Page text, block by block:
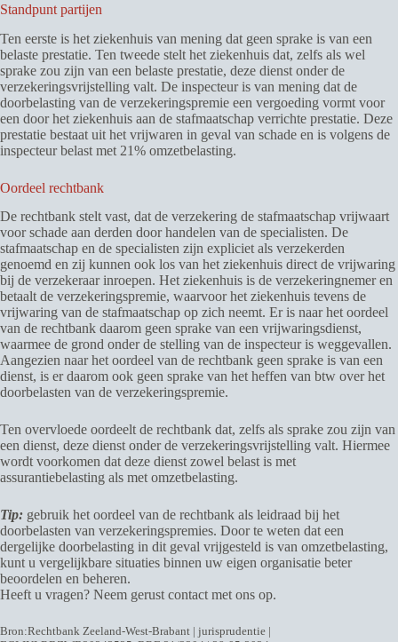
Standpunt partijen
Ten eerste is het ziekenhuis van mening dat geen sprake is van een
belaste prestatie. Ten tweede stelt het ziekenhuis dat, zelfs als wel
sprake zou zijn van een belaste prestatie, deze dienst onder de
verzekeringsvrijstelling valt. De inspecteur is van mening dat de
doorbelasting van de verzekeringspremie een vergoeding vormt voor
een door het ziekenhuis aan de stafmaatschap verrichte prestatie. Deze
prestatie bestaat uit het vrijwaren in geval van schade en is volgens de
inspecteur belast met 21% omzetbelasting.
Oordeel rechtbank
De rechtbank stelt vast, dat de verzekering de stafmaatschap vrijwaart
voor schade aan derden door handelen van de specialisten. De
stafmaatschap en de specialisten zijn expliciet als verzekerden
genoemd en zij kunnen ook los van het ziekenhuis direct de vrijwaring
bij de verzekeraar inroepen. Het ziekenhuis is de verzekeringnemer en
betaalt de verzekeringspremie, waarvoor het ziekenhuis tevens de
vrijwaring van de stafmaatschap op zich neemt. Er is naar het oordeel
van de rechtbank daarom geen sprake van een vrijwaringsdienst,
waarmee de grond onder de stelling van de inspecteur is weggevallen.
Aangezien naar het oordeel van de rechtbank geen sprake is van een
dienst, is er daarom ook geen sprake van het heffen van btw over het
doorbelasten van de verzekeringspremie.
Ten overvloede oordeelt de rechtbank dat, zelfs als sprake zou zijn van
een dienst, deze dienst onder de verzekeringsvrijstelling valt. Hiermee
wordt voorkomen dat deze dienst zowel belast is met
assurantiebelasting als met omzetbelasting.
Tip: gebruik het oordeel van de rechtbank als leidraad bij het
doorbelasten van verzekeringspremies. Door te weten dat een
dergelijke doorbelasting in dit geval vrijgesteld is van omzetbelasting,
kunt u vergelijkbare situaties binnen uw eigen organisatie beter
beoordelen en beheren.
Heeft u vragen? Neem gerust contact met ons op.
Bron:Rechtbank Zeeland-West-Brabant | jurisprudentie |